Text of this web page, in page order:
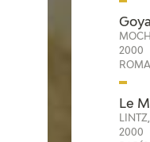
Goya
2000
ROMA
Le
2000